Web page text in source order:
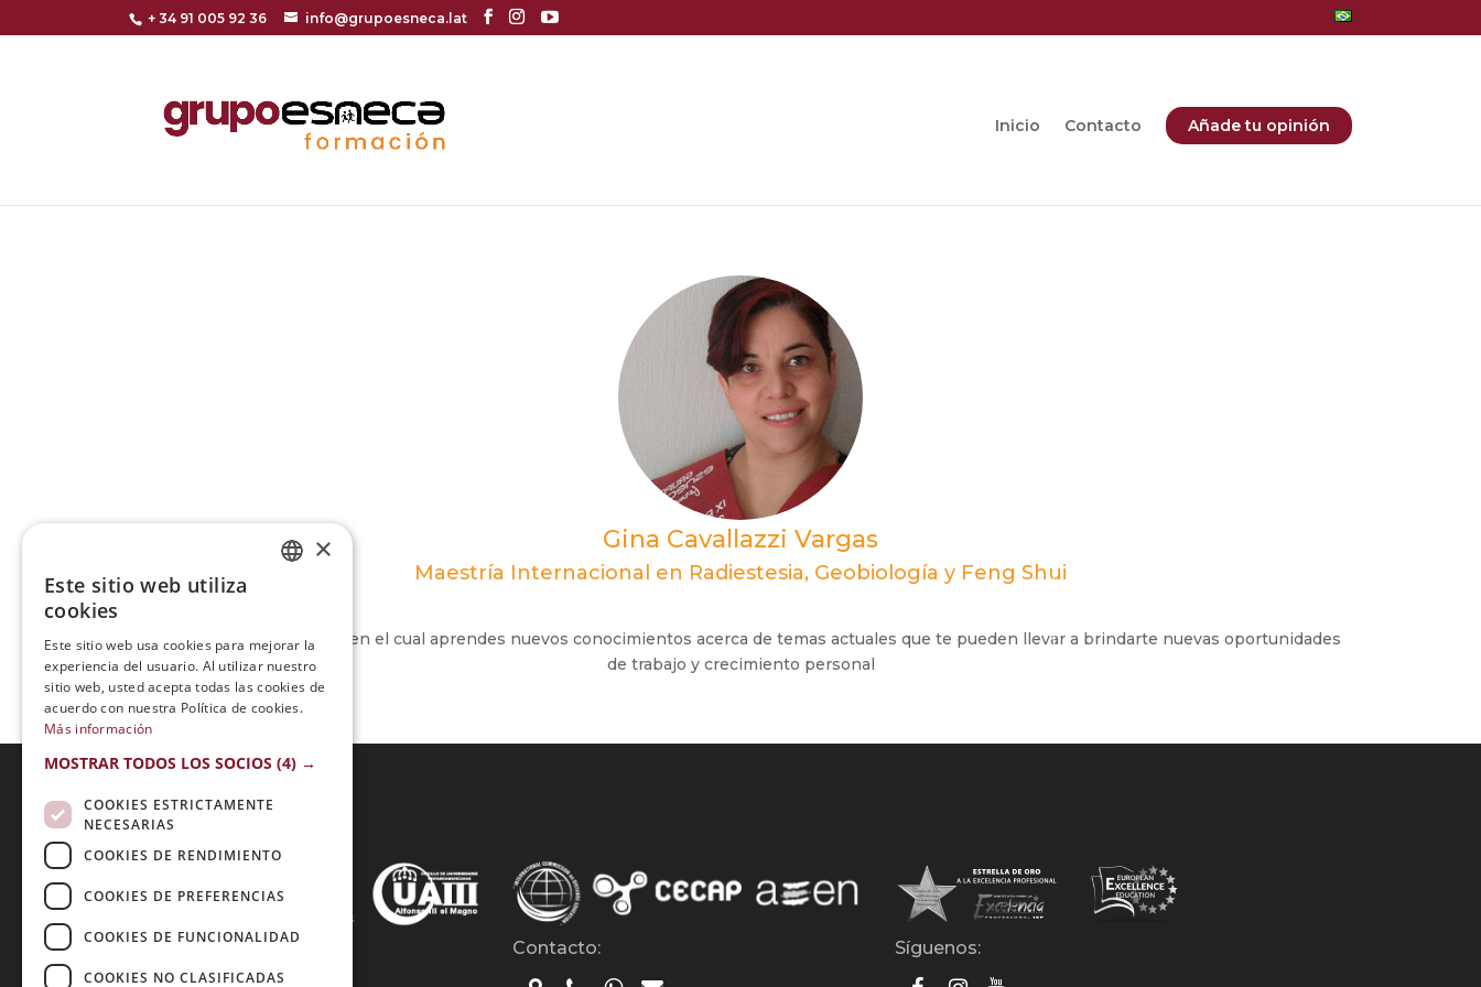
+ 34 91 005 92 36 info@grupoesneca.lat
Inicio Contacto Añade tu opinión
Gina Cavallazzi Vargas
Maestría Internacional en Radiestesia, Geobiología y Feng Shui
Es un curso enriquecedor en el cual aprendes nuevos conocimientos acerca de temas actuales que te pueden llevar a brindarte nuevas oportunidades
de trabajo y crecimiento personal
Acreditaciones:
Métodos de Pago: Contacto: Síguenos:
×
Este sitio web utiliza
cookies
Este sitio web usa cookies para mejorar la
experiencia del usuario. Al utilizar nuestro
sitio web, usted acepta todas las cookies de
acuerdo con nuestra Política de cookies.
Más información
MOSTRAR TODOS LOS SOCIOS (4) →
COOKIES ESTRICTAMENTE
NECESARIAS
COOKIES DE RENDIMIENTO
COOKIES DE PREFERENCIAS
COOKIES DE FUNCIONALIDAD
COOKIES NO CLASIFICADAS